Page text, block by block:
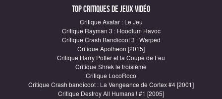
Top critiques de Jeux vidéo
Critique Avatar : Le Jeu
Critique Rayman 3 : Hoodlum Havoc
Critique Crash Bandicoot 3 : Warped
Critique Apotheon [2015]
Critique Harry Potter et la Coupe de Feu
Critique Shrek le troisième
Critique LocoRoco
Critique Crash bandicoot : La Vengeance de Cortex #4 [2001]
Critique Destroy All Humans ! #1 [2005]